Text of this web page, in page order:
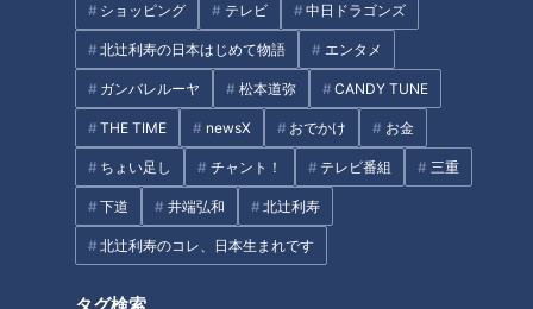
ショッピング テレビ 中日ドラゴンズ
北辻利寿の日本はじめて物語 エンタメ
ガンバレルーヤ 松本道弥 CANDY TUNE
THE TIME newsX おでかけ お金
ちょい足し チャント！ テレビ番組 三重
下道 井端弘和 北辻利寿
北辻利寿のコレ、日本生まれです
笑顔が魅力の長身アナが愛知県
半田市の『生せんべい』を探
る！もちもち食感を出す秘密と
加藤愛アナが三重県いなべ市大
安町の『石榑茶』を調査！ 飲む
だけじゃない！食べても美味の
愛され茶
グルメ チャント！ 三重 愛されFOOD